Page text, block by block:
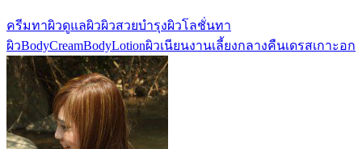
ครีมทาผิวดูแลผิวผิวสวยบำรุงผิวโลชั่นทา
ผิวBodyCreamBodyLotionผิวเนียนงานเลี้ยงกลางคืนเดรสเกาะอก